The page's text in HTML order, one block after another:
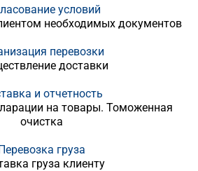
условий
необходимых документов
перевозки
доставки
и отчетность
на товары. Томоженная
очистка
груза
груза клиенту